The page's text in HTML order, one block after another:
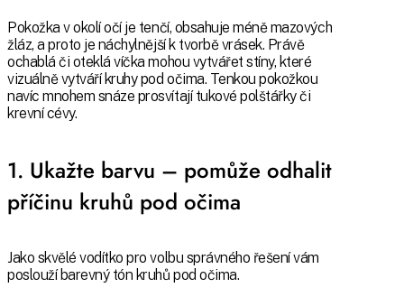
Pokožka v okolí očí je tenčí, obsahuje méně mazových
žláz, a proto je náchylnější k tvorbě vrásek. Právě
ochablá či oteklá víčka mohou vytvářet stíny, které
vizuálně vytváří kruhy pod očima. Tenkou pokožkou
navíc mnohem snáze prosvítají tukové polštářky či
krevní cévy.
1. Ukažte barvu – pomůže odhalit
příčinu kruhů pod očima
Jako skvělé vodítko pro volbu správného řešení vám
poslouží barevný tón kruhů pod očima.